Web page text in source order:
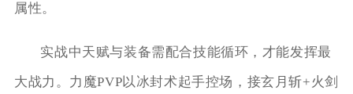
属性。
实战中天赋与装备需配合技能循环，才能发挥最
大战力。力魔PVP以冰封术起手控场，接玄月斩+火剑